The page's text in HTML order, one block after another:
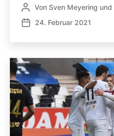
Beitragsautor
Von Sven Meyering und
Veröffentlichungsdatum
24. Februar 2021